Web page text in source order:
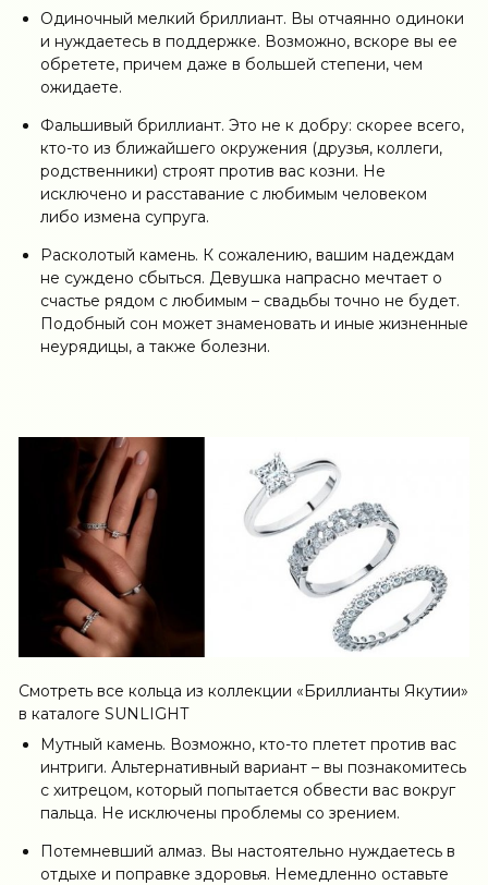
Одиночный мелкий бриллиант. Вы отчаянно одиноки
и нуждаетесь в поддержке. Возможно, вскоре вы ее
обретете, причем даже в большей степени, чем
ожидаете.
Фальшивый бриллиант. Это не к добру: скорее всего,
кто-то из ближайшего окружения (друзья, коллеги,
родственники) строят против вас козни. Не
исключено и расставание с любимым человеком
либо измена супруга.
Расколотый камень. К сожалению, вашим надеждам
не суждено сбыться. Девушка напрасно мечтает о
счастье рядом с любимым – свадьбы точно не будет.
Подобный сон может знаменовать и иные жизненные
неурядицы, а также болезни.
Смотреть все кольца из коллекции «Бриллианты Якутии»
в каталоге SUNLIGHT
Мутный камень. Возможно, кто-то плетет против вас
интриги. Альтернативный вариант – вы познакомитесь
с хитрецом, который попытается обвести вас вокруг
пальца. Не исключены проблемы со зрением.
Потемневший алмаз. Вы настоятельно нуждаетесь в
отдыхе и поправке здоровья. Немедленно оставьте